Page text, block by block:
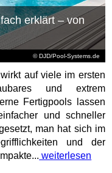
© DJD/Pool-Systems.de
erklärt – von
auf viele im ersten
und extrem
Fertigpools lassen
und schneller
man hat sich im
und der
weiterlesen